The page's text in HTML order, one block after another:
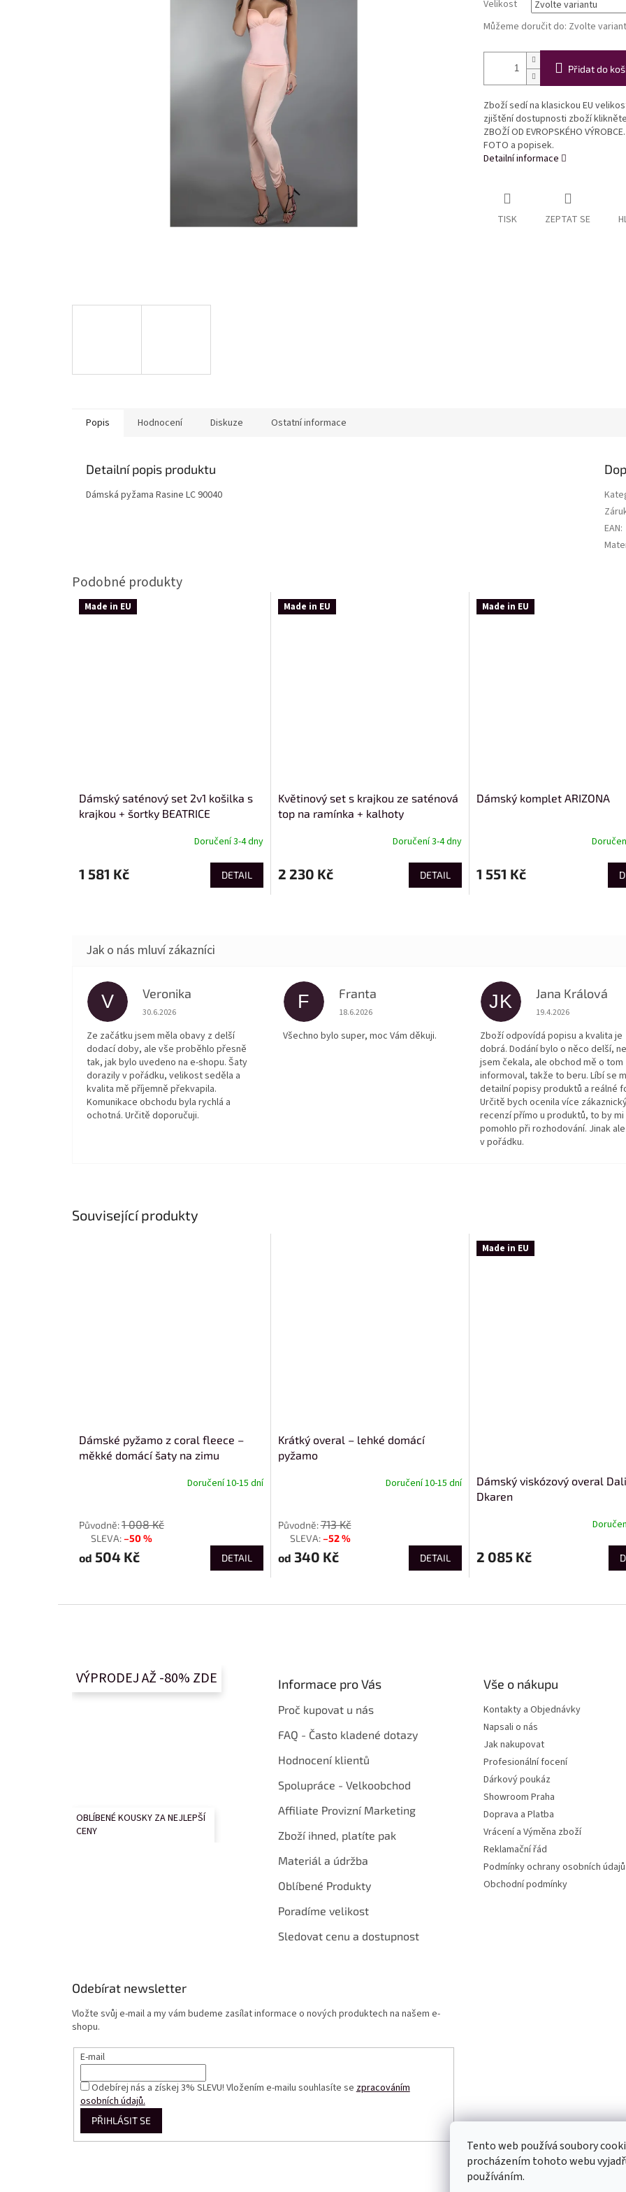
Tento web používá soubory
procházením tohoto webu
používáním.
Velikost
Můžeme doručit do: Zvolte
Přidat do
Zboží sedí na klasickou EU
zjištění dostupnosti zboží klikněte
ZBOŽÍ OD EVROPSKÉHO
FOTO a popisek.
Detailní informace
TISK ZEPTAT SE
Související produkty
Dámské pyžamo z coral fleece –
měkké domácí šaty na zimu
Doručení 10-15 dní
1 008 Kč
–50 %
od 504 Kč DETAIL
Krátký overal – lehké domácí
pyžamo
Doručení 10-15 dní
713 Kč
–52 %
od 340 Kč DETAIL
Made in EU
Dámský viskózový overal
Dkaren
2 085 Kč
Popis Hodnocení Diskuze Ostatní informace
Detailní popis produktu
Dámská pyžama Rasine LC 90040
EAN:
Made in EU
Dámský saténový set 2v1 košilka s
krajkou + šortky BEATRICE
Doručení 3-4 dny
1 581 Kč DETAIL
Made in EU
Květinový set s krajkou ze saténová
top na ramínka + kalhoty
Doručení 3-4 dny
2 230 Kč DETAIL
Made in EU
Dámský komplet ARIZONA
1 551 Kč
V Veronika
Hodnocení obchodu je 5 z 5 hvězdiček.
30.6.2026
Ze začátku jsem měla obavy z delší
dodací doby, ale vše proběhlo přesně
tak, jak bylo uvedeno na e-shopu. Šaty
dorazily v pořádku, velikost seděla a
kvalita mě příjemně překvapila.
Komunikace obchodu byla rychlá a
ochotná. Určitě doporučuji.
F Franta
Hodnocení obchodu je 5 z 5 hvězdiček.
18.6.2026
Všechno bylo super, moc Vám děkuji.
JK Jana Králová
Hodnocení obchodu
19.4.2026
Zboží odpovídá popisu a kvalita je
dobrá. Dodání bylo o něco delší,
jsem čekala, ale obchod mě o tom
informoval, takže to beru. Líbí se
detailní popisy produktů a reálné
Určitě bych ocenila více
recenzí přímo u produktů, to by mi
pomohlo při rozhodování. Jinak
v pořádku.
VÝPRODEJ AŽ -80% ZDE
OBLÍBENÉ KOUSKY ZA NEJLEPŠÍ
CENY
Informace pro Vás
Proč kupovat u nás
FAQ - Často kladené dotazy
Hodnocení klientů
Spolupráce - Velkoobchod
Affiliate Provizní Marketing
Zboží ihned, platíte pak
Materiál a údržba
Oblíbené Produkty
Poradíme velikost
Sledovat cenu a dostupnost
Vše o nákupu
Kontakty a Objednávky
Napsali o nás
Jak nakupovat
Profesionální focení
Dárkový poukáz
Showroom Praha
Doprava a Platba
Vrácení a Výměna zboží
Reklamační řád
Podmínky ochrany osobních údajů
Obchodní podmínky
Odebírat newsletter
Vložte svůj e-mail a my vám budeme zasílat informace o nových produktech na našem e-
shopu.
E-mail
Odebírej nás a získej 3% SLEVU! Vložením e-mailu souhlasíte sezpracováním
osobních údajů.
PŘIHLÁSIT SE